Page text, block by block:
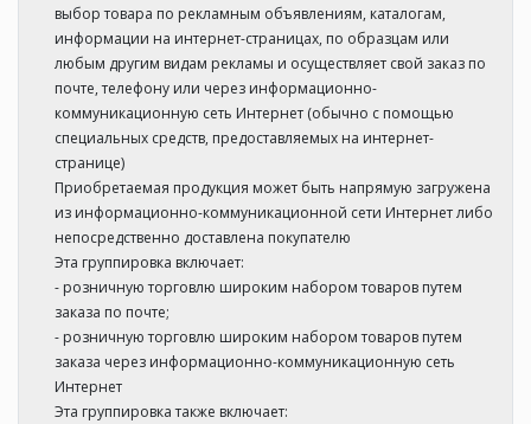
выбор товара по рекламным объявлениям, каталогам,
информации на интернет-страницах, по образцам или
любым другим видам рекламы и осуществляет свой заказ по
почте, телефону или через информационно-
коммуникационную сеть Интернет (обычно с помощью
специальных средств, предоставляемых на интернет-
странице)
Приобретаемая продукция может быть напрямую загружена
из информационно-коммуникационной сети Интернет либо
непосредственно доставлена покупателю
Эта группировка включает:
- розничную торговлю широким набором товаров путем
заказа по почте;
- розничную торговлю широким набором товаров путем
заказа через информационно-коммуникационную сеть
Интернет
Эта группировка также включает: